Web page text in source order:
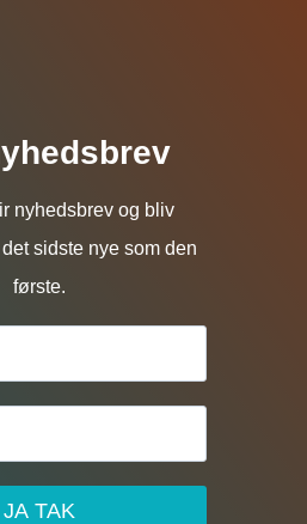
nyhedsbrev og bliv
sidste nye som den
første.
JA TAK